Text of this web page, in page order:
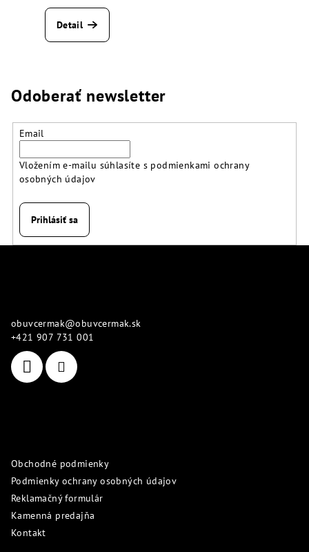
Detail
Odoberať newsletter
Email
Vložením e-mailu súhlasíte s podmienkami ochrany
osobných údajov
Prihlásiť sa
obuvcermak@obuvcermak.sk
+421 907 731 001
Obchodné podmienky
Podmienky ochrany osobných údajov
Reklamačný formulár
Kamenná predajňa
Kontakt